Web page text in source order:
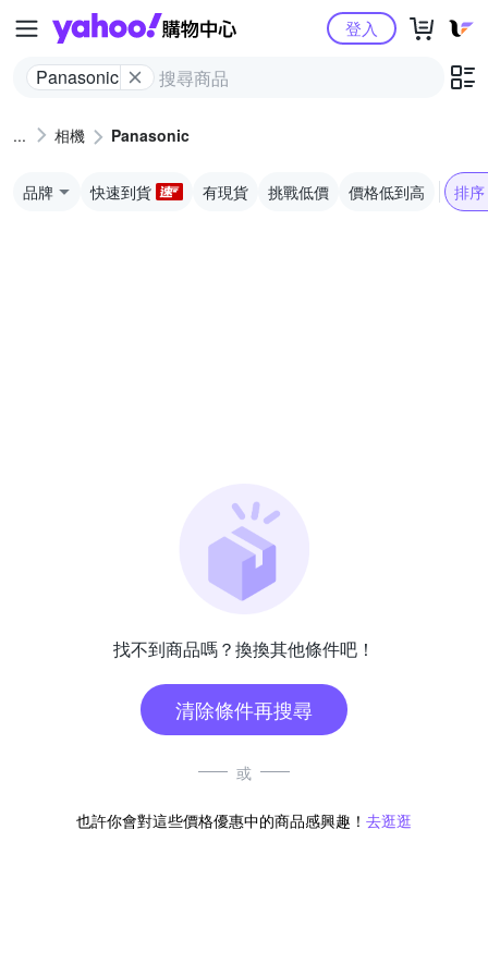
Yahoo購物中心
Panasonic
登入
相機 Panasonic
品牌 快速到貨 有現貨 挑戰低價 價格低到高 排序
找不到商品嗎？換換其他條件吧！
清除條件再搜尋
或
也許你會對這些價格優惠中的商品感興趣！ 去逛逛